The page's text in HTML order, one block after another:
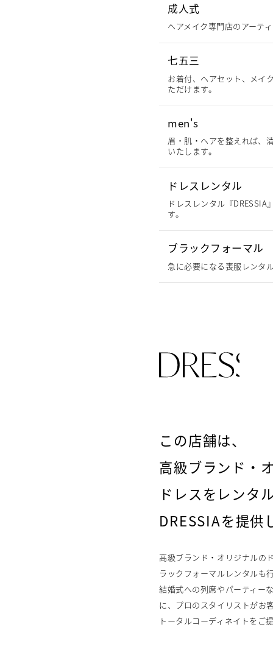
成人式
ヘアメイク専門店のアーテ
七五三
お着付、ヘアセット、メイ
ただけます。
men's
眉・肌・ヘアを整えれば、
いたします。
ドレスレンタル
ドレスレンタル『
す。
ブラックフォーマル
急に必要になる喪服レンタ
この店舗は、
高級ブランド・
ドレスをレンタ
DRESSIAを提供
高級ブランド・オリジナルの
ラックフォーマルレンタルも
結婚式への列席やパーティー
に、プロのスタイリストがお
トータルコーディネイトをご